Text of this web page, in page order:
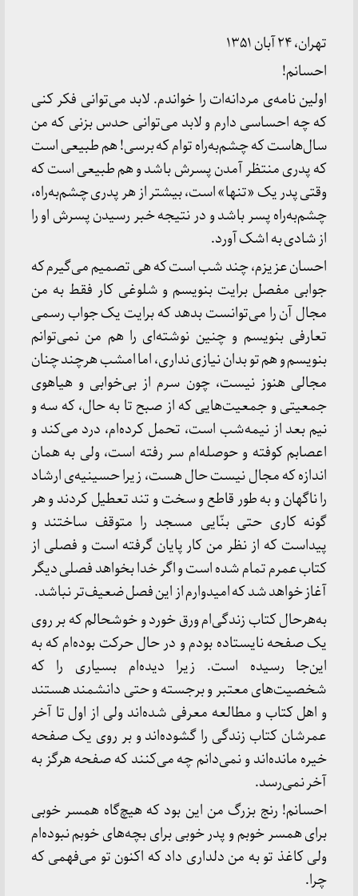
تهران، ۲۴ آبان ۱۳۵۱
احسانم!
اولین نامه‌ی مردانه‌ات را خواندم. لابد می‌توانی فکر کنی
که چه احساسی دارم و لابد می‌توانی حدس بزنی که من
سال‌هاست که چشم‌به‌راه توام که برسی! هم طبیعی است
که پدری منتظر آمدن پسرش باشد و هم طبیعی است که
وقتی پدر یک «تنها» است، بیشتر از هر پدری چشم‌به‌راه،
چشم‌به‌راه پسر باشد و در نتیجه خبر رسیدن پسرش او را
از شادی به اشک آورد.
احسان عزیزم، چند شب است که هی تصمیم می‌گیرم که
جوابی مفصل برایت بنویسم و شلوغی کار فقط به من
مجال آن را می‌توانست بدهد که برایت یک جواب رسمی
تعارفی بنویسم و چنین نوشته‌ای را هم من نمی‌توانم
بنویسم و هم تو بدان نیازی نداری، اما امشب هرچند چنان
مجالی هنوز نیست، چون سرم از بی‌خوابی و هیاهوی
جمعیتی و جمعیت‌هایی که از صبح تا به حال، که سه و
نیم بعد از نیمه‌شب است، تحمل کرده‌ام، درد می‌کند و
اعصابم کوفته و حوصله‌ام سر رفته است، ولی به همان
اندازه که مجال نیست حال هست، زیرا حسینیه‌ی ارشاد
را ناگهان و به طور قاطع و سخت و تند تعطیل کردند و هر
گونه کاری حتی بنّایی مسجد را متوقف ساختند و
پیداست که از نظر من کار پایان گرفته است و فصلی از
کتاب عمرم تمام شده است و اگر خدا بخواهد فصلی دیگر
آغاز خواهد شد که امیدوارم از این فصل ضعیف‌تر نباشد.
به‌هرحال کتاب زندگی‌ام ورق خورد و خوشحالم که بر روی
یک صفحه نایستاده بودم و در حال حرکت بوده‌ام که به
این‌جا رسیده است. زیرا دیده‌ام بسیاری را که
شخصیت‌های معتبر و برجسته و حتی دانشمند هستند
و اهل کتاب و مطالعه معرفی شده‌اند ولی از اول تا آخر
عمرشان کتاب زندگی را گشوده‌اند و بر روی یک صفحه
خیره مانده‌اند و نمی‌دانم چه می‌کنند که صفحه هرگز به
آخر نمی‌رسد.
احسانم! رنج بزرگ من این بود که هیچ‌گاه همسر خوبی
برای همسر خوبم و پدر خوبی برای بچه‌های خوبم نبوده‌ام
ولی کاغذ تو به من دلداری داد که اکنون تو می‌فهمی که
چرا.